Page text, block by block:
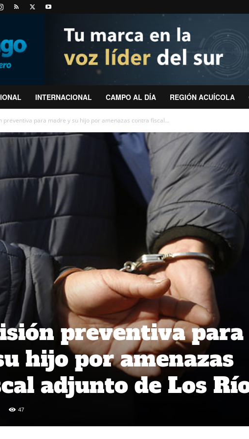
INTERNACIONAL CAMPO AL DÍA REGIÓN ACUÍCOLA
preventiva para madre y su hijo por amenazas contra fiscal...
preventiva para
hijo por amenazas
adjunto de Los
47